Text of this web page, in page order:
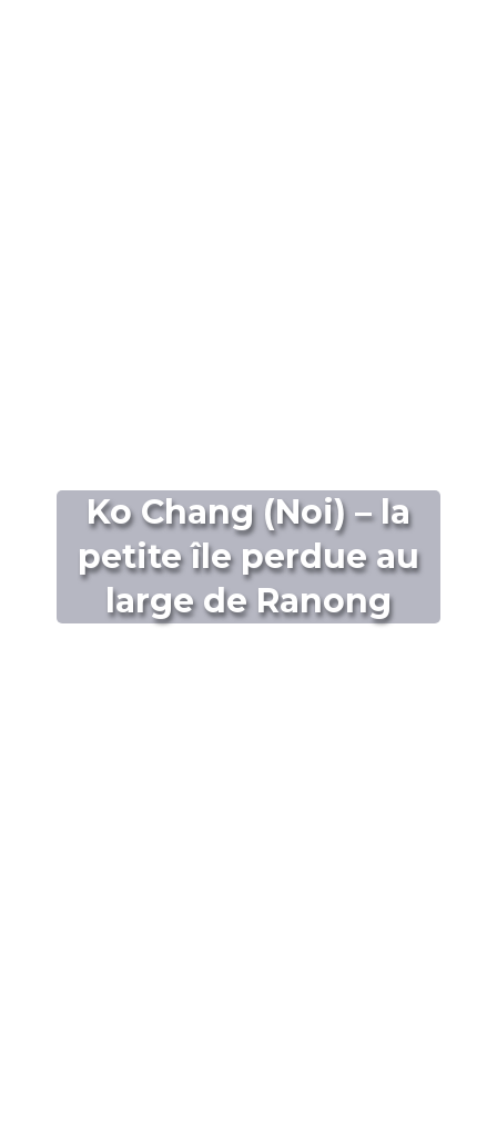
Ko Chang (Noi) – la
petite île perdue au
large de Ranong